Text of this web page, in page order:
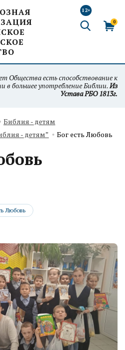
12+
0
Общества есть способствование к
в большее употребление Библии.Из
Устава РБО 1813г.
Библия - детям
- детям”
Бог есть Любовь
Любовь